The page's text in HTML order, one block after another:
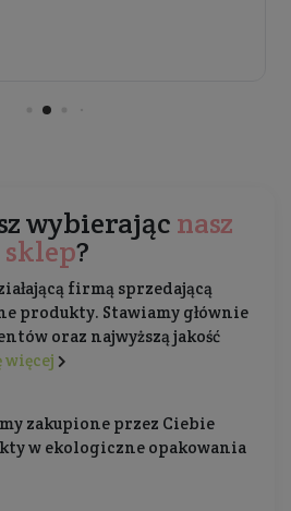
wybierając nasz
sklep?
firmą sprzedającą
produkty. Stawiamy głównie
oraz najwyższą jakość
więcej
zakupione przez Ciebie
w ekologiczne opakowania